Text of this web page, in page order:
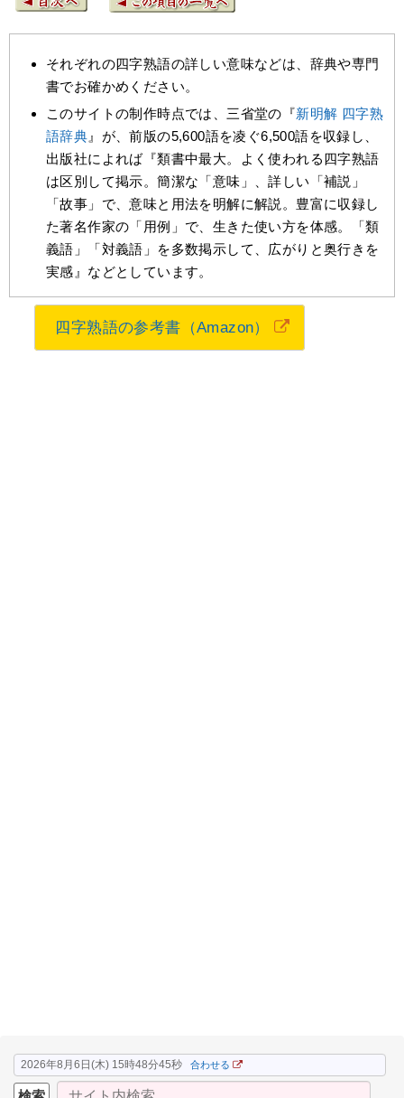
それぞれの四字熟語の詳しい意味などは、辞典や専門
書でお確かめください。
このサイトの制作時点では、三省堂の『新明解 四字熟
語辞典 』が、前版の5,600語を凌ぐ6,500語を収録し、
出版社によれば『類書中最大。よく使われる四字熟語
は区別して掲示。簡潔な「意味」、詳しい「補説」
「故事」で、意味と用法を明解に解説。豊富に収録し
た著名作家の「用例」で、生きた使い方を体感。「類
義語」「対義語」を多数掲示して、広がりと奥行きを
実感』などとしています。
四字熟語の参考書（Amazon）
2026年8月6日(木) 15時48分46秒 合わせる